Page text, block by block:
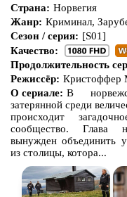
Страна: Норвегия
Жанр: Криминал,
Сезон / серия: [S01]
Качество:
Продолжительность
Режиссёр: Кристоффер
О сериале: В
затерянной среди
происходит
сообщество. Глава
вынужден объединить
из столицы, котора...